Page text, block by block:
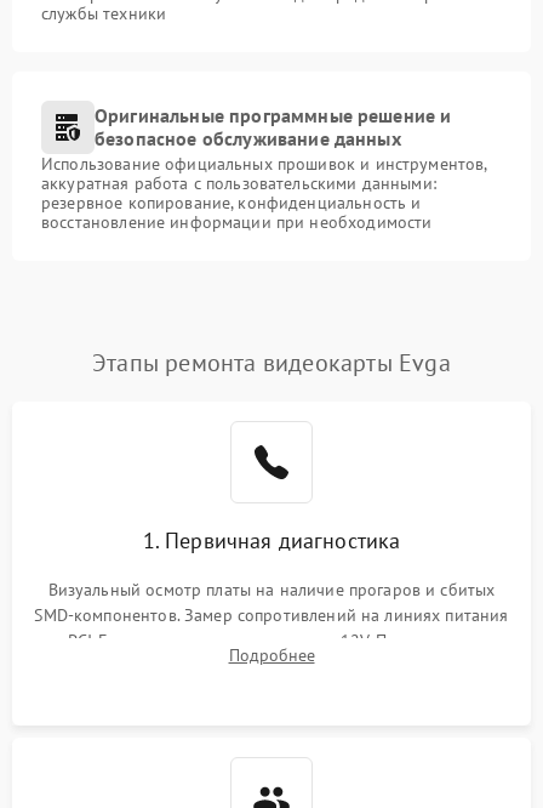
службы техники
Оригинальные программные решение и
безопасное обслуживание данных
Использование официальных прошивок и инструментов,
аккуратная работа с пользовательскими данными:
резервное копирование, конфиденциальность и
восстановление информации при необходимости
Этапы ремонта видеокарты Evga
1. Первичная диагностика
Визуальный осмотр платы на наличие прогаров и сбитых
SMD-компонентов. Замер сопротивлений на линиях питания
PCI-E и дополнительных разъемах 12V. Проверка на
короткое замыкание основных дросселей питания GPU и
Подробнее